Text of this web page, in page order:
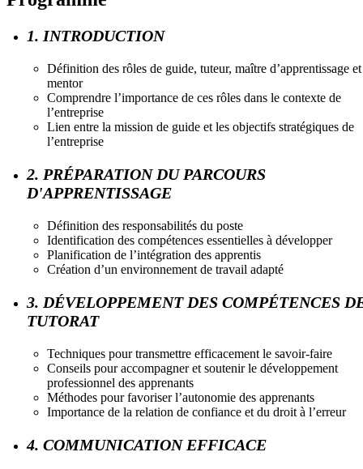
1. INTRODUCTION
Définition des rôles de guide, tuteur, maître d’apprentissage et
mentor
Comprendre l’importance de ces rôles dans le contexte de
l’entreprise
Lien entre la mission de guide et les objectifs stratégiques de
l’entreprise
2. PRÉPARATION DU PARCOURS
D'APPRENTISSAGE
Définition des responsabilités du poste
Identification des compétences essentielles à développer
Planification de l’intégration des apprentis
Création d’un environnement de travail adapté
3. DÉVELOPPEMENT DES COMPÉTENCES
TUTORAT
Techniques pour transmettre efficacement le savoir-faire
Conseils pour accompagner et soutenir le développement
professionnel des apprenants
Méthodes pour favoriser l’autonomie des apprenants
Importance de la relation de confiance et du droit à l’erreur
4. COMMUNICATION EFFICACE